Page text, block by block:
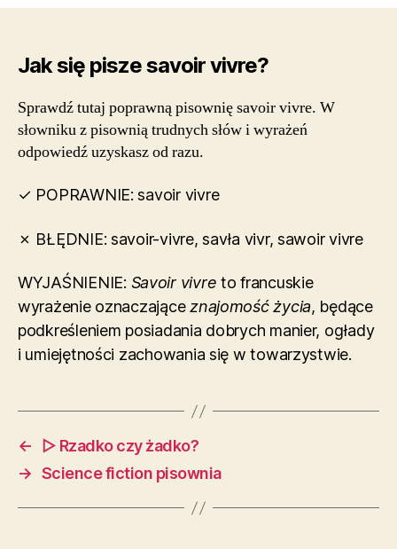
Jak się pisze savoir vivre?
Sprawdź tutaj poprawną pisownię savoir vivre. W
słowniku z pisownią trudnych słów i wyrażeń
odpowiedź uzyskasz od razu.
✓ POPRAWNIE: savoir vivre
✗ BŁĘDNIE: savoir-vivre, savła vivr, sawoir vivre
WYJAŚNIENIE: Savoir vivre to francuskie
wyrażenie oznaczająceznajomość życia, będące
podkreśleniem posiadania dobrych manier, ogłady
i umiejętności zachowania się w towarzystwie.
←
▷ Rzadko czy żadko?
→ Science fiction pisownia